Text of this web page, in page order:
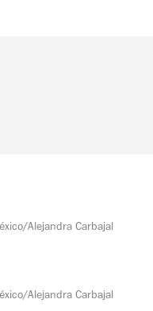
Alejandra Carbajal
Alejandra Carbajal